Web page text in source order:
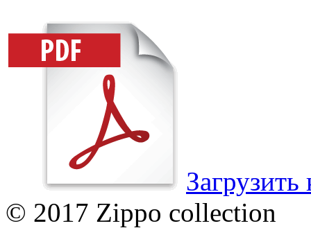
Загрузить
© 2017 Zippo collection